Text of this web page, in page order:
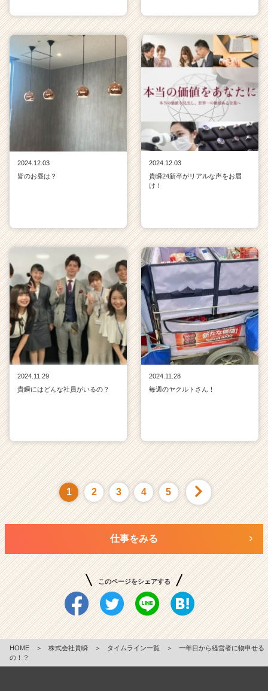
2024.12.03
皆のお昼は？
2024.12.03
貴瞬24新卒がリアルな声をお届
け！
2024.11.29
貴瞬にはどんな社員がいるの？
2024.11.28
毎週のヤクルトさん！
1 2 3 4 5
仕事をみる
このページをシェアする
HOME ＞ 株式会社貴瞬 ＞ タイムライン一覧 ＞
一年目から経営者に物申せる
の！？